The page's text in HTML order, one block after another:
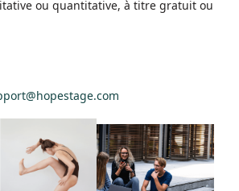
ou quantitative, à titre gratuit ou